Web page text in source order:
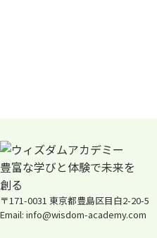
〒171-0031 東京都豊島区目白2-20-5
Email: info@wisdom-academy.com